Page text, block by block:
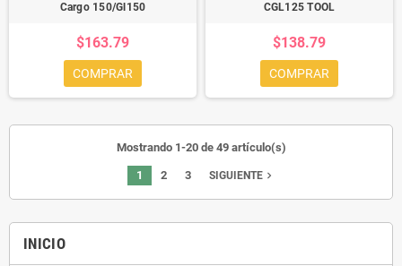
INICIO
Cargo 150/Gl150
$163.79
COMPRAR
CGL125 TOOL
$138.79
COMPRAR
Mostrando 1-20 de 49 artículo(s)
1 2 3 SIGUIENTEnavigate_next